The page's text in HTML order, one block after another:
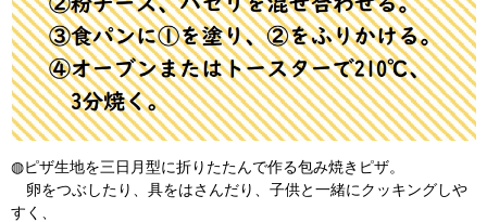
◍ピザ生地を三日月型に折りたたんで作る包み焼きピザ。
卵をつぶしたり、具をはさんだり、子供と一緒にクッキングしや
すく、